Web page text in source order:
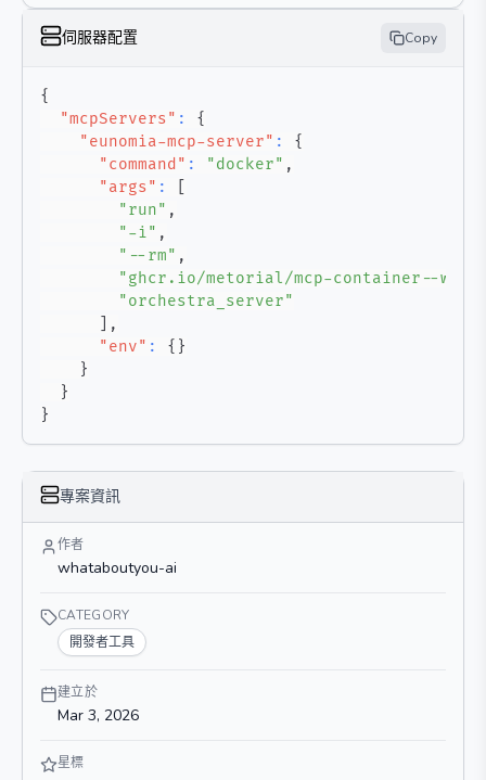
伺服器配置 Copy
{
"mcpServers" :
{
"eunomia-mcp-server" :
{
"command" : "docker" ,
"args" :
"run" ,
"-i" ,
"--rm" ,
"ghcr.io/metorial/mcp-container--
"orchestra_server"
,
"env" : { }
}
}
}
專案資訊
作者
whataboutyou-ai
CATEGORY
開發者工具
建立於
Mar 3, 2026
星標